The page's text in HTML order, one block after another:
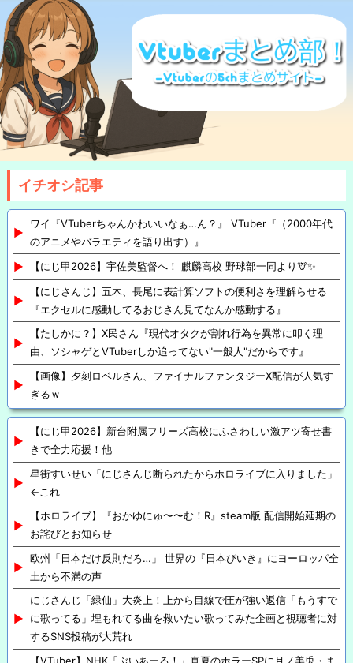
イチオシ記事
ワイ『VTuberちゃんかわいいなぁ…ん？』 VTuber『（2000年代
のアニメやバラエティを語り出す）』
【にじ甲2026】宇佐美監督へ！ 麒麟高校 野球部一同より🦒✨
【にじさんじ】五木、長尾に表計算ソフトの便利さを理解らせる
『エクセルに感動してるおじさん見てなんか感動する』
【たしかに？】X民さん『現代オタクが割れ行為を異常に叩く理
由、ソシャゲとVTuberしか追ってない"一般人"だからです』
【画像】夕刻ロベルさん、ファイナルファンタジーX配信が人気す
ぎるｗ
【にじ甲2026】新台附属フリーズ高校にふさわしい激アツ寄せ書
きで全力応援！他
星街すいせい「にじさんじ断られたからホロライブに入りました」
←これ
【ホロライブ】『おかゆにゅ〜〜む！R』steam版 配信開始延期の
お詫びとお知らせ
欧州「日本だけ反則だろ…」 世界の『日本びいき』にヨーロッパ全
土から不満の声
にじさんじ「緑仙」大炎上！上から目線で圧が強い返信「もうすで
に歌ってる」埋もれてる曲を救いたい歌ってみた企画と視聴者に対
するSNS投稿が大荒れ